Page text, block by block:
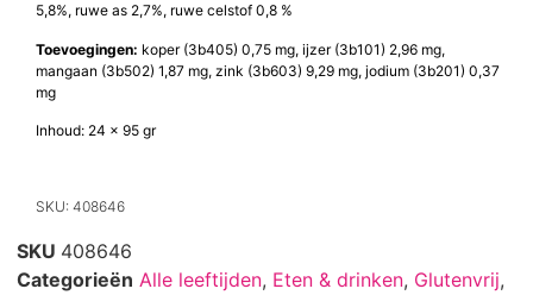
5,8%, ruwe as 2,7%, ruwe celstof 0,8 %
Toevoegingen: koper (3b405) 0,75 mg, ijzer (3b101) 2,96 mg,
mangaan (3b502) 1,87 mg, zink (3b603) 9,29 mg, jodium (3b201) 0,37
mg
Inhoud: 24 x 95 gr
SKU: 408646
SKU 408646
Categorieën Alle leeftijden, Eten & drinken, Glutenvrij,